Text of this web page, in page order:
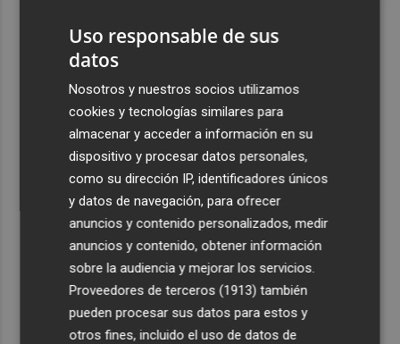
hemos entrenado"
Controlado el incendio en Sierra Engarcerán (Castellón)
La capacidad de los modelos de IA para burlar la
seguridad alarma a gobiernos y empresas
Recibe toda la actualidad de
Plaza Podcast en tu correo
Quiero suscribirme
Uso responsable de sus
datos
Nosotros y nuestros socios utilizamos
cookies y tecnologías similares para
almacenar y acceder a información en su
dispositivo y procesar datos personales,
como su dirección IP, identificadores únicos
y datos de navegación, para ofrecer
anuncios y contenido personalizados, medir
anuncios y contenido, obtener información
sobre la audiencia y mejorar los servicios.
Proveedores de terceros (1913) también
pueden procesar sus datos para estos y
otros fines, incluido el uso de datos de